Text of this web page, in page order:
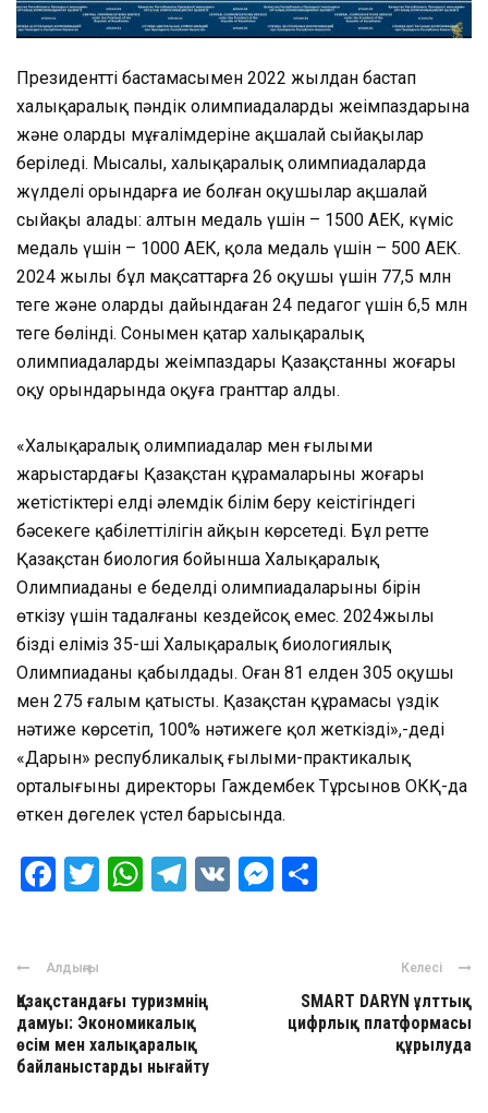
Президенттің бастамасымен 2022 жылдан бастап
халықаралық пәндік олимпиадалардың жеңімпаздарына
және олардың мұғалімдеріне ақшалай сыйақылар
беріледі. Мысалы, халықаралық олимпиадаларда
жүлделі орындарға ие болған оқушылар ақшалай
сыйақы алады: алтын медаль үшін – 1500 АЕК, күміс
медаль үшін – 1000 АЕК, қола медаль үшін – 500 АЕК.
2024 жылы бұл мақсаттарға 26 оқушы үшін 77,5 млн
теңге және оларды дайындаған 24 педагог үшін 6,5 млн
теңге бөлінді. Сонымен қатар халықаралық
олимпиадалардың жеңімпаздары Қазақстанның жоғары
оқу орындарында оқуға гранттар алды.
«Халықаралық олимпиадалар мен ғылыми
жарыстардағы Қазақстан құрамаларының жоғары
жетістіктері елдің әлемдік білім беру кеңістігіндегі
бәсекеге қабілеттілігін айқын көрсетеді. Бұл ретте
Қазақстан биология бойынша Халықаралық
Олимпиаданың ең беделді олимпиадаларының бірін
өткізу үшін таңдалғаны кездейсоқ емес. 2024жылы
біздің еліміз 35-ші Халықаралық биологиялық
Олимпиаданы қабылдады. Оған 81 елден 305 оқушы
мен 275 ғалым қатысты. Қазақстан құрамасы үздік
нәтиже көрсетіп, 100% нәтижеге қол жеткізді»,-деді
«Дарын» республикалық ғылыми-практикалық
орталығының директоры Гаждембек Тұрсынов ОКҚ-да
өткен дөңгелек үстел барысында.
Facebook
TwitterWhatsApp
Telegram
VK Messenger
Алдыңғы
Қазақстандағы туризмнің
дамуы: Экономикалық
өсім мен халықаралық
байланыстарды нығайту
Келесі
SMART DARYN ұлттық
цифрлық платформасы
құрылуда